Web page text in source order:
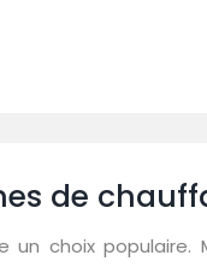
de
choix populaire.